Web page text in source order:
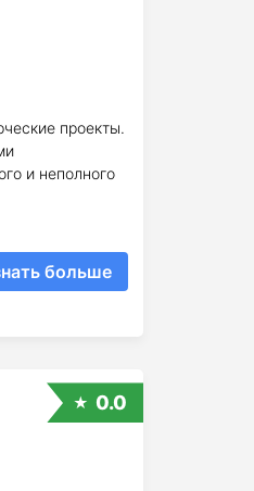
проекты.
и неполного
больше
0.0